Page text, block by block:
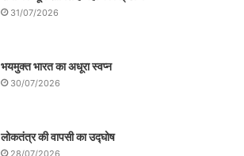
31/07/2026
भयमुक्त भारत का अधूरा स्वप्न
30/07/2026
लोकतंत्र की वापसी का उद्घोष